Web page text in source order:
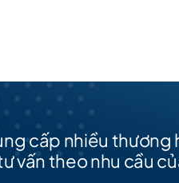
cấp nhiều thương
vấn theo nhu cầu